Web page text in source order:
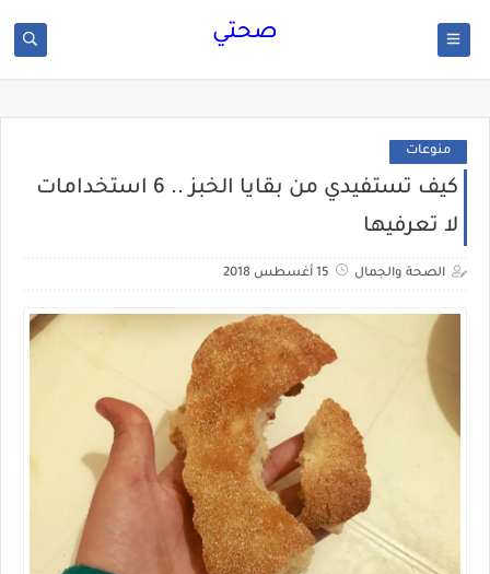
صحتي
منوعات
كيف تستفيدي من بقايا الخبز .. 6 استخدامات
لا تعرفيها
الصحة والجمال 15 أغسطس 2018